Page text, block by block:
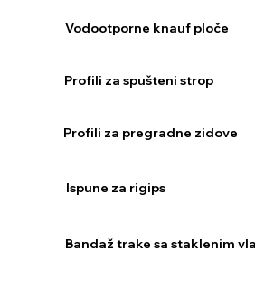
Vodootporne knauf ploče
Bandaž trake sa staklenim
Profili za spušteni strop
Profili za pregradne zidove
Ispune za rigips